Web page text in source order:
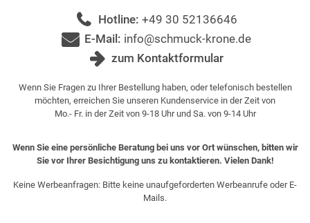
Hotline: +49 30 52136646
E-Mail: info@schmuck-krone.de
zum Kontaktformular
Wenn Sie Fragen zu Ihrer Bestellung haben, oder telefonisch bestellen
möchten, erreichen Sie unseren Kundenservice in der Zeit von
Mo.- Fr. in der Zeit von 9-18 Uhr und Sa. von 9-14 Uhr
Wenn Sie eine persönliche Beratung bei uns vor Ort wünschen, bitten wir
Sie vor Ihrer Besichtigung uns zu kontaktieren. Vielen Dank!
Keine Werbeanfragen: Bitte keine unaufgeforderten Werbeanrufe oder E-
Mails.